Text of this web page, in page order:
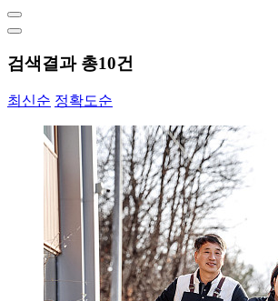
검색결과 총10건
최신순 정확도순